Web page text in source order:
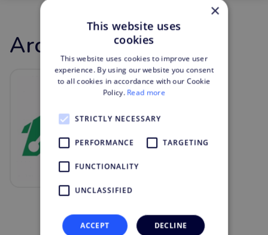
Arcady
×
This website uses
cookies
This website uses cookies to improve user
experience. By using our website you consent
to all cookies in accordance with our Cookie
Policy. Read more
STRICTLY NECESSARY
PERFORMANCE TARGETING
FUNCTIONALITY
UNCLASSIFIED
ACCEPT DECLINE